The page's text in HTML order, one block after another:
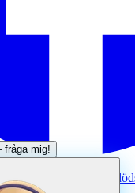
— hjälp med
mig!